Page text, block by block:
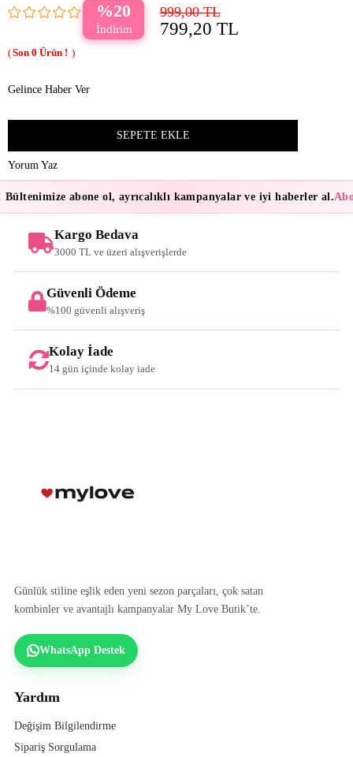
20 999,00 TL
799,20 TL
0
Gelince Haber Ver
Yorum Yaz
abone ol, ayrıcalıklı kampanyalar ve iyi haberler al.
Kargo Bedava
3000 TL ve üzeri alışverişlerde
Güvenli Ödeme
%100 güvenli alışveriş
Kolay İade
14 gün içinde kolay iade
Günlük stiline eşlik eden yeni sezon parçaları, çok satan
kombinler ve avantajlı kampanyalar My Love Butik’te.
WhatsApp Destek
Yardım
Değişim Bilgilendirme
Sipariş Sorgulama